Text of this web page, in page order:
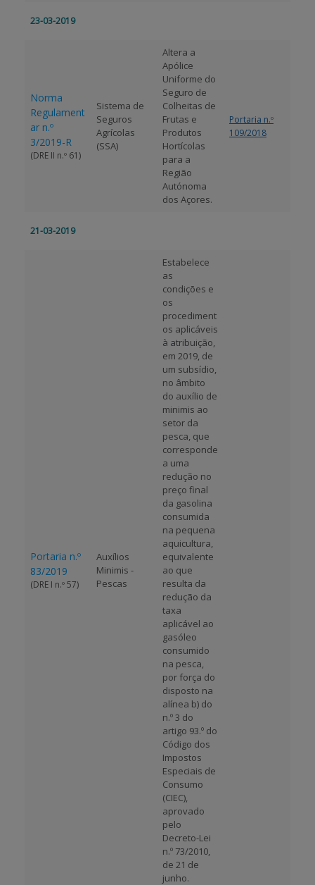
23-03-2019
Norma
Regulament
ar n.º
3/2019-R
(DRE II n.º 61)
Sistema de
Seguros
Agrícolas
(SSA)
Altera a
Apólice
Uniforme do
Seguro de
Colheitas de
Frutas e
Produtos
Hortícolas
para a
Região
Autónoma
dos Açores.
Portaria n.º
109/2018
21-03-2019
Portaria n.º
83/2019
(DRE I n.º 57)
Auxílios
Minimis -
Pescas
Estabelece
as
condições e
os
procediment
os aplicáveis
à atribuição,
em 2019, de
um subsídio,
no âmbito
do auxílio de
minimis ao
setor da
pesca, que
corresponde
a uma
redução no
preço final
da gasolina
consumida
na pequena
aquicultura,
equivalente
ao que
resulta da
redução da
taxa
aplicável ao
gasóleo
consumido
na pesca,
por força do
disposto na
alínea b) do
n.º 3 do
artigo 93.º do
Código dos
Impostos
Especiais de
Consumo
(CIEC),
aprovado
pelo
Decreto-Lei
n.º 73/2010,
de 21 de
junho.